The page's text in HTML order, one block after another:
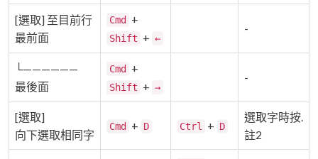
[選取] 至目前行
最前面
Cmd +
Shift + ←
-
└——————
最後面
Cmd +
Shift + →
-
[選取]
向下選取相同字
Cmd + D Ctrl + D
選取字時按.
註2